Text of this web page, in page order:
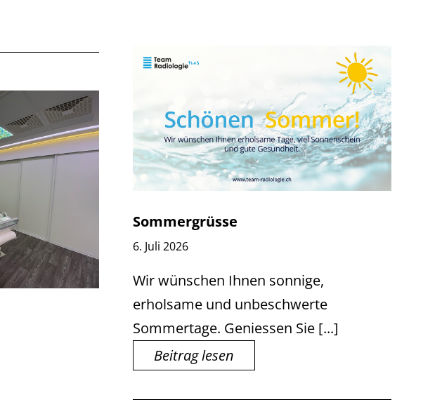
Sommergrüsse
6. Juli 2026
Wir wünschen Ihnen sonnige,
erholsame und unbeschwerte
Sommertage. Geniessen Sie [...]
Beitrag lesen